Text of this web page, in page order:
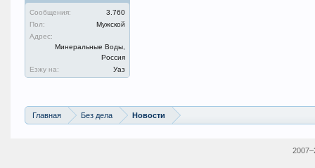
Сообщения:
3.760
Пол:
Мужской
Адрес:
Минеральные Воды,
Россия
Езжу на:
Уаз
Главная Без дела Новости
2007–